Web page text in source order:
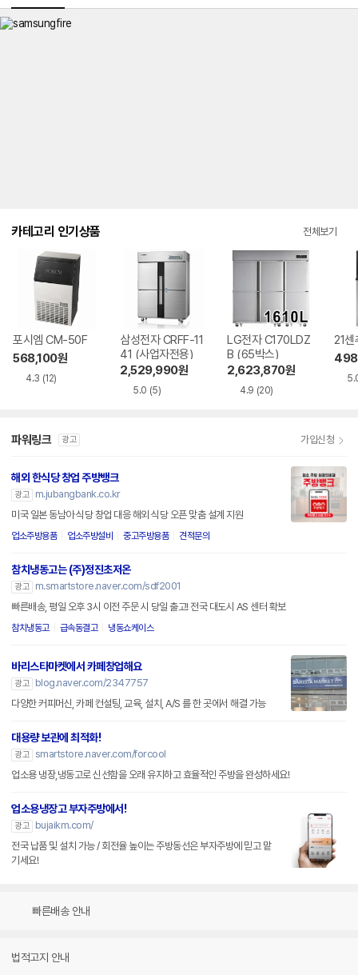
카테고리 인기상품 전체보기
포시엠 CM-50F
568,100원
4.3 (12)
삼성전자 CRFF-11
41 (사업자전용)
2,529,990원
5.0 (5)
LG전자 C170LDZ
B (65박스)
2,623,870원
4.9 (20)
21
파워링크 광고 가입신청
해외 한식당 창업 주방뱅크
광고
m.jubangbank.co.kr
미국 일본 동남아 식당 창업 대응 해외 식당 오픈 맞춤 설계 지원
업소주방용품 업소주방설비 중고주방용품 견적문의
참치냉동고는 (주)정진초저온
광고
m.smartstore.naver.com/sdf2001
빠른배송, 평일 오후 3시 이전 주문 시 당일 출고! 전국 대도시 AS 센터 확보
참치냉동고 급속동결고 냉동쇼케이스
바리스타마켓에서 카페창업해요
광고
blog.naver.com/2347757
다양한 커피머신, 카페 컨설팅, 교육, 설치, A/S 를 한 곳에서 해결 가능
대용량 보관에 최적화!
광고 smartstore.naver.com/forcool
업소용 냉장,냉동고로 신선함을 오래 유지하고 효율적인 주방을 완성하세요!
업소용냉장고 부자주방에서!
광고
bujaikm.com/
전국 납품 및 설치 가능 / 회전율 높이는 주방동선은 부자주방에 믿고 맡
기세요!
빠른배송 안내
법적고지 안내